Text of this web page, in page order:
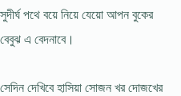
সুদীর্ঘ পথে বয়ে নিয়ে যেয়ো আপন বুকের
বেবুঝ এ বেদনাবে।
সেদিন দেখিবে হাসিয়া সোজন খর দোজখের